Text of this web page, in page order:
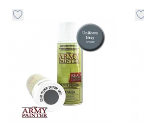
Dugme za dodavanje stvari u